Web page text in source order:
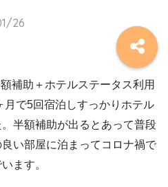
26
補助＋ホテルステータス利用
月で5回宿泊しすっかりホテル
半額補助が出るとあって普段
い部屋に泊まってコロナ禍で
ます。